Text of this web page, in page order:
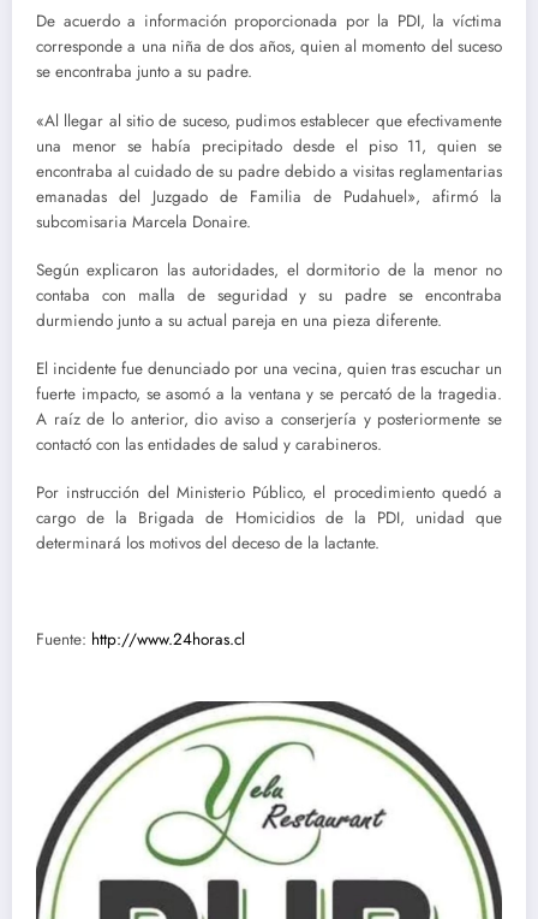
De acuerdo a información proporcionada por la PDI, la víctima
corresponde a una niña de dos años, quien al momento del suceso
se encontraba junto a su padre.
«Al llegar al sitio de suceso, pudimos establecer que efectivamente
una menor se había precipitado desde el piso 11, quien se
encontraba al cuidado de su padre debido a visitas reglamentarias
emanadas del Juzgado de Familia de Pudahuel», afirmó la
subcomisaria Marcela Donaire.
Según explicaron las autoridades, el dormitorio de la menor no
contaba con malla de seguridad y su padre se encontraba
durmiendo junto a su actual pareja en una pieza diferente.
El incidente fue denunciado por una vecina, quien tras escuchar un
fuerte impacto, se asomó a la ventana y se percató de la tragedia.
A raíz de lo anterior, dio aviso a conserjería y posteriormente se
contactó con las entidades de salud y carabineros.
Por instrucción del Ministerio Público, el procedimiento quedó a
cargo de la Brigada de Homicidios de la PDI, unidad que
determinará los motivos del deceso de la lactante.
Fuente: http://www.24horas.cl